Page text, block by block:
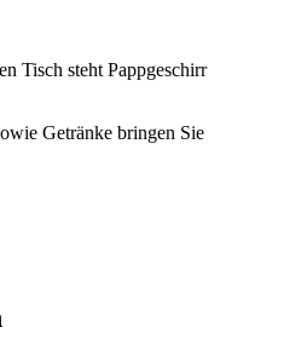
Tisch steht Pappgeschirr
Getränke bringen Sie